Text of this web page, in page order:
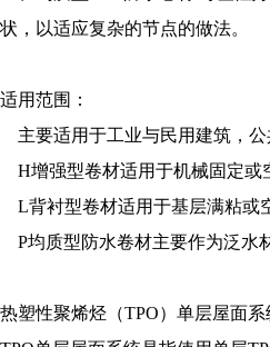
状，以适应复杂的节点的做法。
适用范围：
主要适用于工业与民用建筑，公
H增强型卷材适用于机械固定或
L背衬型卷材适用于基层满粘或
P均质型防水卷材主要作为泛水
热塑性聚烯烃（TPO）单层屋面系